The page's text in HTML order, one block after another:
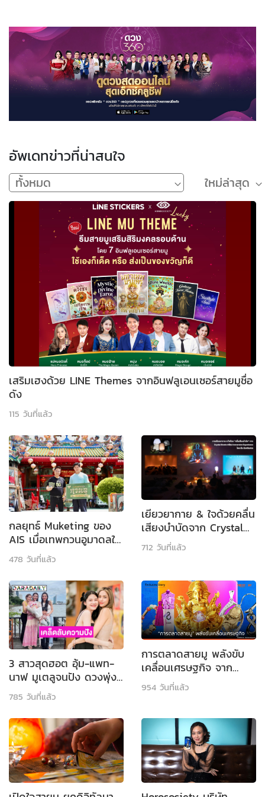
อัพเดทข่าวที่น่าสนใจ
เสริมเฮงด้วย LINE Themes จากอินฟลูเอนเซอร์สายมูชื่อ
ดัง
115 วันที่แล้ว
กลยุทธ์ Muketing ของ
AIS เมื่อ​เทพกวนอูมาดลใจ
I แมน การิน
478 วันที่แล้ว
เยียวยากาย & ใจด้วยคลื่น
เสียงบำบัดจาก Crystal
Bowls ดีงามสุดๆ
712 วันที่แล้ว
3 สาวสุดฮอต อุ้ม-แพท-
นาฟ มูเตลูจนปัง ดวงพุ่ง
ไม่หยุด!
785 วันที่แล้ว
การตลาดสายมู พลังขับ
เคลื่อนเศรษฐกิจ จาก
ศรัทธาและความเชื่อ
954 วันที่แล้ว